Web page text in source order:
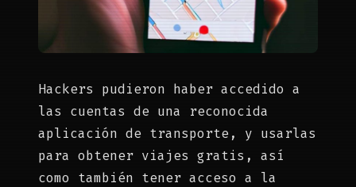
Hackers pudieron haber accedido a
las cuentas de una reconocida
aplicación de transporte, y usarlas
para obtener viajes gratis, así
como también tener acceso a la